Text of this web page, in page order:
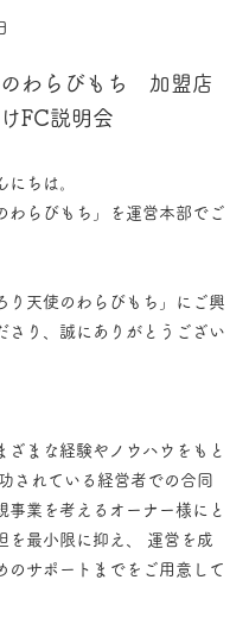
のわらびもち 加盟店
FC説明会
にちは。
わらびもち」を運営本部でご
り天使のわらびもち」にご興
さり、誠にありがとうござい
ざまな経験やノウハウをもと
されている経営者での合同
事業を考えるオーナー様にと
を最小限に抑え、 運営を成
のサポートまでをご用意して